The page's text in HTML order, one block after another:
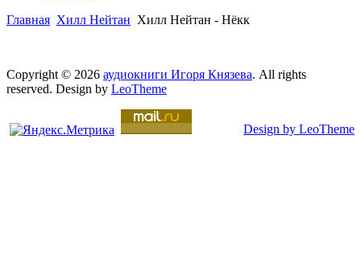
Главная Хилл Нейтан Хилл Нейтан - Нёкк
Copyright © 2026 аудиокниги Игоря Князева. All rights
reserved. Design by LeoTheme
Design by LeoTheme